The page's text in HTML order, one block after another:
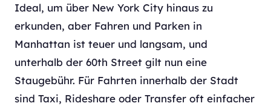
Ideal, um über New York City hinaus zu
erkunden, aber Fahren und Parken in
Manhattan ist teuer und langsam, und
unterhalb der 60th Street gilt nun eine
Staugebühr. Für Fahrten innerhalb der Stadt
sind Taxi, Rideshare oder Transfer oft einfacher